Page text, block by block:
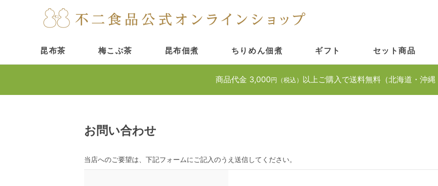
昆布茶 梅こぶ茶 昆布佃煮 ちりめん佃煮 ギフト セット商品
商品代金 3,000 円（税込） 以上ご購入で送料無料（北海道・沖
お問い合わせ
当店へのご要望は、下記フォームにご記入のうえ送信してください。